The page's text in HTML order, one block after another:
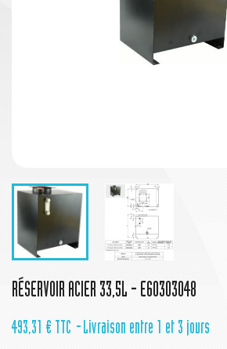
RÉSERVOIR ACIER 33,5L - E60303048
493,31 € TTC Livraison entre 1 et 3 jours